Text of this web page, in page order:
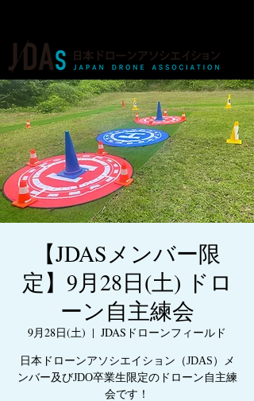
【JDASメンバー限
定】9月28日(土) ドロ
ーン自主練会
9月28日(土)
  |
JDASドローンフィールド
日本ドローンアソシエイション（JDAS）メ
ンバー及びJDO卒業生限定のドローン自主練
会です！